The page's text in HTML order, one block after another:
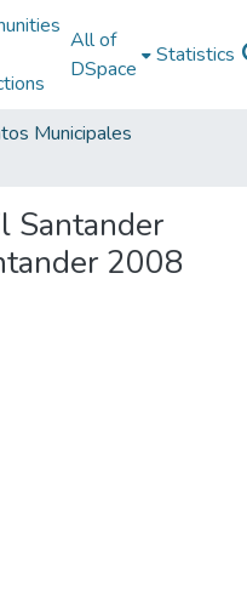
All of
DSpace
Statistics
Municipales
Santander
2008